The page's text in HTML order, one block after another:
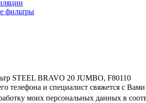
фильтры
STEEL BRAVO 20 JUMBO, F80110
телефона и специалист свяжется с
моих персональных данных в